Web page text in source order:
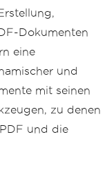
Dokumenten
eine
und
mit seinen
zu denen
und die